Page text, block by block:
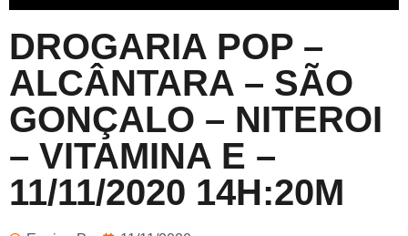
DROGARIA POP –
ALCÂNTARA – SÃO
GONÇALO – NITEROI
– VITAMINA E –
11/11/2020 14H:20M